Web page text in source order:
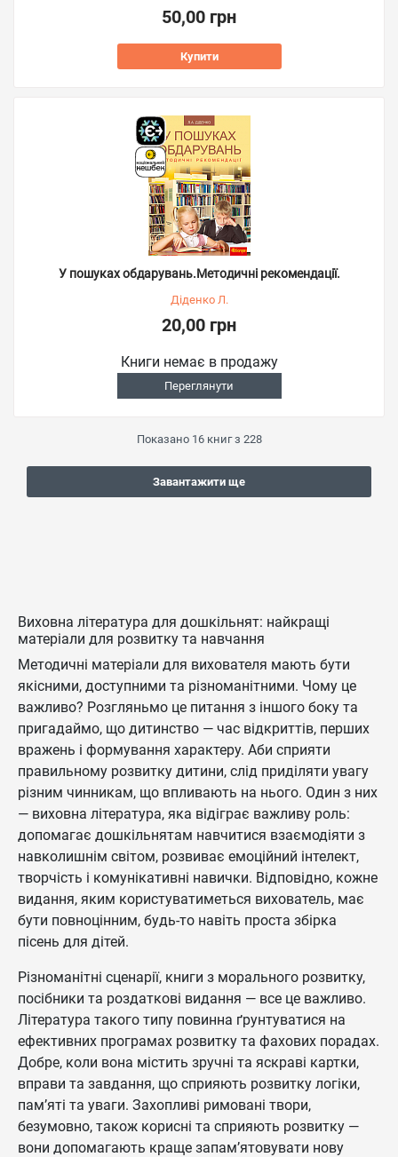
50,00 грн
Купити
У пошуках обдарувань.Методичні рекомендації.
Діденко Л.
20,00 грн
Книги немає в продажу
Переглянути
Показано 16книг з 228
Завантажити ще
Виховна література для дошкільнят: найкращі
матеріали для розвитку та навчання
Методичні матеріали для вихователя мають бути
якісними, доступними та різноманітними. Чому це
важливо? Розгляньмо це питання з іншого боку та
пригадаймо, що дитинство — час відкриттів, перших
вражень і формування характеру. Аби сприяти
правильному розвитку дитини, слід приділяти увагу
різним чинникам, що впливають на нього. Один з них
— виховна література, яка відіграє важливу роль:
допомагає дошкільнятам навчитися взаємодіяти з
навколишнім світом, розвиває емоційний інтелект,
творчість і комунікативні навички. Відповідно, кожне
видання, яким користуватиметься вихователь, має
бути повноцінним, будь-то навіть проста збірка
пісень для дітей.
Різноманітні сценарії, книги з морального розвитку,
посібники та роздаткові видання — все це важливо.
Література такого типу повинна ґрунтуватися на
ефективних програмах розвитку та фахових порадах.
Добре, коли вона містить зручні та яскраві картки,
вправи та завдання, що сприяють розвитку логіки,
пам’яті та уваги. Захопливі римовані твори,
безумовно, також корисні та сприяють розвитку —
вони допомагають краще запам’ятовувати нову